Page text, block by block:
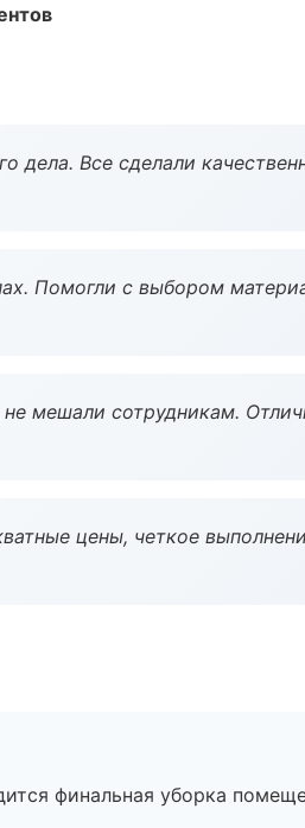
дела. Все сделали
Помогли с выбором
мешали сотрудникам.
цены, четкое
финальная уборка